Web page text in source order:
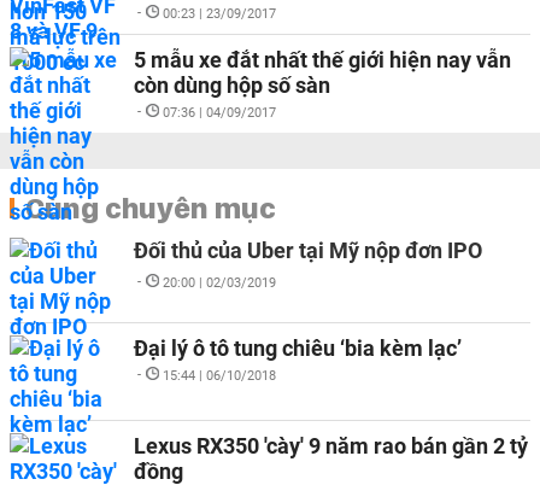
- 00:23 | 23/09/2017
5 mẫu xe đắt nhất thế giới hiện nay vẫn
còn dùng hộp số sàn
- 07:36 | 04/09/2017
Cùng chuyên mục
Đối thủ của Uber tại Mỹ nộp đơn IPO
- 20:00 | 02/03/2019
Đại lý ô tô tung chiêu ‘bia kèm lạc’
- 15:44 | 06/10/2018
Lexus RX350 'cày' 9 năm rao bán gần 2 tỷ
đồng